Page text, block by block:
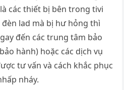
các thiết bị bên trong tivi
lad mà bị hư hỏng thì
đến các trung tâm bảo
hành) hoặc các dịch vụ
tư vấn và cách khắc phục
nháy.